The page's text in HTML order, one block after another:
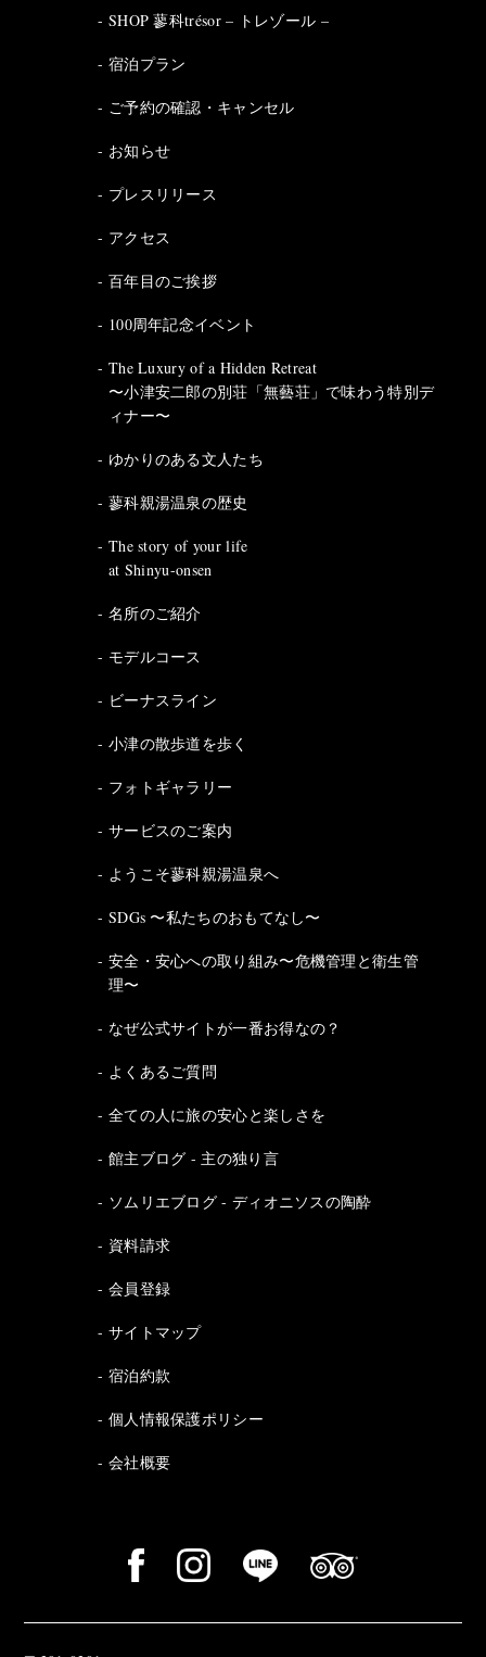
SHOP 蓼科trésor – トレゾール –
宿泊プラン
ご予約の確認・キャンセル
お知らせ
プレスリリース
アクセス
百年目のご挨拶
100周年記念イベント
The Luxury of a Hidden Retreat
〜小津安二郎の別荘「無藝荘」で味わう特別デ
ィナー〜
ゆかりのある文人たち
蓼科親湯温泉の歴史
The story of your life
at Shinyu-onsen
名所のご紹介
モデルコース
ビーナスライン
小津の散歩道を歩く
フォトギャラリー
サービスのご案内
ようこそ蓼科親湯温泉へ
SDGs 〜私たちのおもてなし〜
安全・安心への取り組み〜危機管理と衛生管
理〜
なぜ公式サイトが一番お得なの？
よくあるご質問
全ての人に旅の安心と楽しさを
館主ブログ - 主の独り言
ソムリエブログ - ディオニソスの陶酔
資料請求
会員登録
サイトマップ
宿泊約款
個人情報保護ポリシー
会社概要